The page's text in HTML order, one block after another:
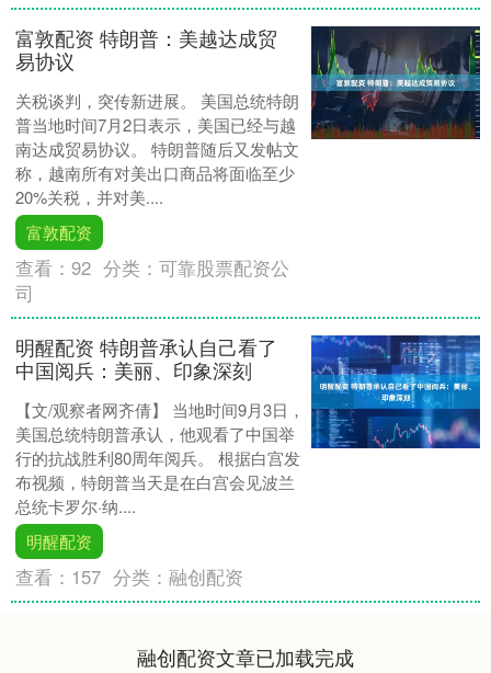
富敦配资 特朗普：美越达成贸
易协议
关税谈判，突传新进展。 美国总统特朗
普当地时间7月2日表示，美国已经与越
南达成贸易协议。 特朗普随后又发帖文
称，越南所有对美出口商品将面临至少
20%关税，并对美....
富敦配资
查看：92 分类：可靠股票配资公
司
明醒配资 特朗普承认自己看了
中国阅兵：美丽、印象深刻
【文/观察者网齐倩】 当地时间9月3日，
美国总统特朗普承认，他观看了中国举
行的抗战胜利80周年阅兵。 根据白宫发
布视频，特朗普当天是在白宫会见波兰
总统卡罗尔·纳....
明醒配资
查看： 157 分类：融创配资
融创配资文章已加载完成